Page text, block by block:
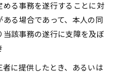
める事務を遂行することに対
ある場合であって、本人の同
当該事務の遂行に支障を及ぼ
に提供したとき、あるいは